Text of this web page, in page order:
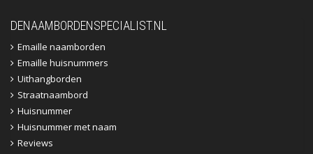
DENAAMBORDENSPECIALIST.NL
Emaille naamborden
Emaille huisnummers
Uithangborden
Straatnaambord
Huisnummer
Huisnummer met naam
Reviews